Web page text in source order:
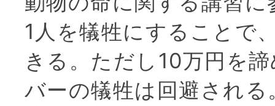
1人を犠牲にすることで
きる。ただし10万円を
バーの犠牲は回避される